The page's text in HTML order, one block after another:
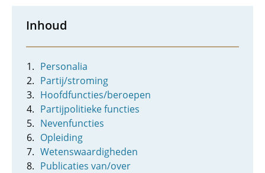
Inhoud
Personalia
Partij/stroming
Hoofdfuncties/beroepen
Partijpolitieke functies
Nevenfuncties
Opleiding
Wetenswaardigheden
Publicaties van/over